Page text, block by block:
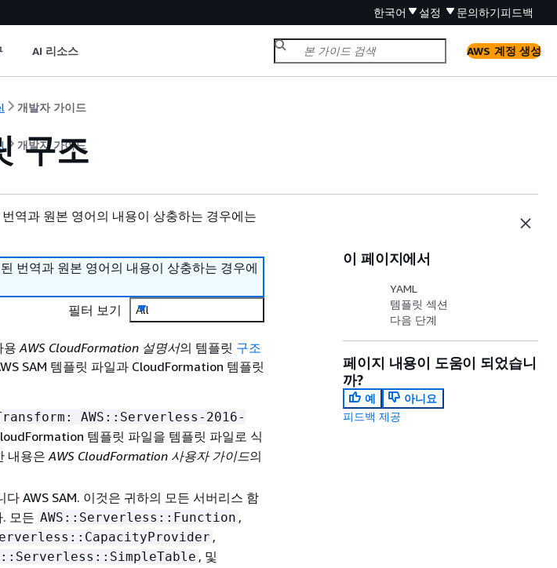
한국어 설정 문의하기피드백
AI 리소스 AWS 계정 생성
개발자 가이드
개발자 가이드
구조
역과 원본 영어의 내용이 상충하는 경우에는
번역과 원본 영어의 내용이 상충하는 경우에
필터 보기
All
용AWS CloudFormation 설명서의 템플릿 구조
SAM 템플릿 파일과 CloudFormation 템플릿
AWS::Serverless-2016-
템플릿 파일을 템플릿 파일로 식
내용은AWS CloudFormation 사용자 가이드의
다 AWS SAM. 이것은 귀하의 모든 서버리스 함
모든 AWS::Serverless::Function ,
,
, 및
이 페이지에서
YAML
템플릿 섹션
다음 단계
페이지 내용이 도움이 되었습니
까?
예
아니요
피드백 제공